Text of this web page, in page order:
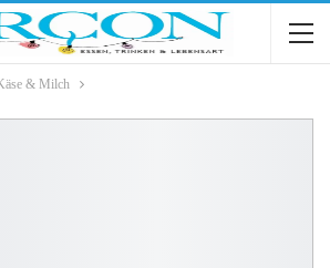
& Milch